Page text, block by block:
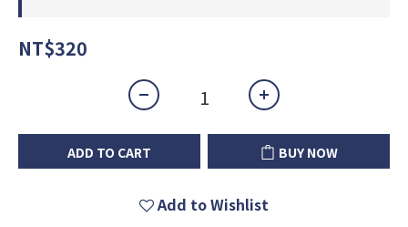
NT$320
ADD TO CART BUY NOW
Add to Wishlist